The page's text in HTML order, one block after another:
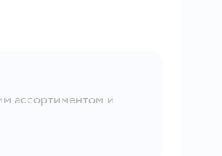
ассортиментом и